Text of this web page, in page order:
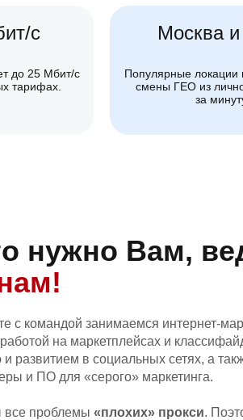
до 25 Мбит/с
тарифах.
Популярные локации
смены ГЕО из
за
Москва
с
нужно Вам,
с командой занимаемся
на маркетплейсах и
развитием в социальных сетях, а
и ПО для «серого» маркетинга.
проблемы «плохих» прокси.